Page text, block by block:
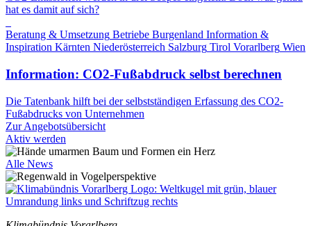
hat es damit auf sich?
Beratung & Umsetzung Betriebe Burgenland Information &
Inspiration Kärnten Niederösterreich Salzburg Tirol Vorarlberg Wien
Information: CO2-Fußabdruck selbst berechnen
Die Tatenbank hilft bei der selbstständigen Erfassung des CO2-
Fußabdrucks von Unternehmen
Zur Angebotsübersicht
Aktiv werden
Alle News